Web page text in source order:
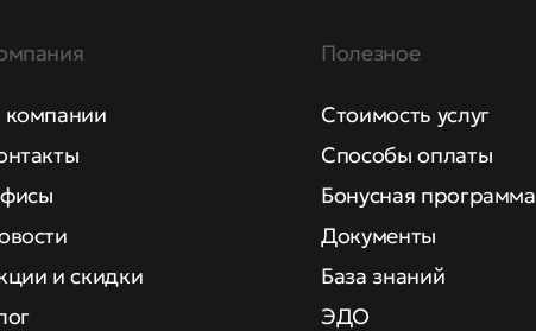
и скидки
Полезное
Стоимость услуг
Способы оплаты
Бонусная программа
Документы
База знаний
ЭДО